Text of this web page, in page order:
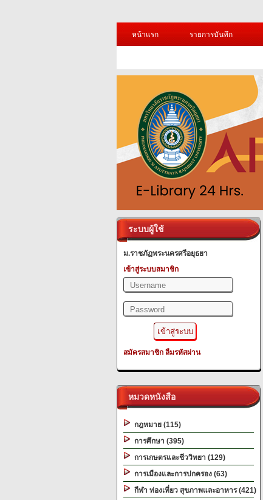
หน้าแรก
รายการบันทึก
ระบบผู้ใช้
ม.ราชภัฏพระนครศรีอยุธยา
เข้าสู่ระบบสมาชิก
สมัครสมาชิก ลืมรหัสผ่าน
หมวดหนังสือ
กฎหมาย (115)
การศึกษา (395)
การเกษตรและชีววิทยา (129)
การเมืองและการปกครอง (63)
กีฬา ท่องเที่ยว สุขภาพและอาหาร (421)